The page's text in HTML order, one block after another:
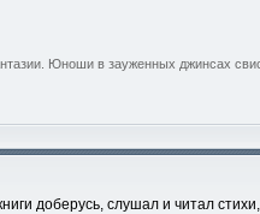
Юноши в зауженных джинсах
доберусь, слушал и читал